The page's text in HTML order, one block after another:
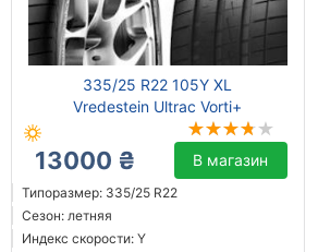
335/25 R22 105Y XL
Vredestein Ultrac Vorti+
13000 ₴ В магазин
Типоразмер: 335/25 R22
Сезон: летняя
Индекс скорости: Y